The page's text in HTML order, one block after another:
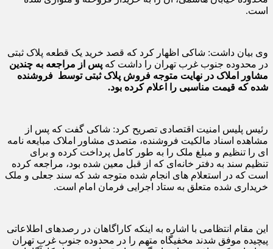
است.
وی بیان داشت: شاکی اظهار کرد که قصد خرید یک قطعه پلاک ثبتی
در محدوده جنوب غرب تهران را داشت که پس از مراجعه به چندین
مشاور املاک در نهایت متوجه فروش پلاک ثبتی توسط فروشنده
شده که قیمت مناسبی را اعلام کرده بود.
رئیس پلیس امنیت اقتصادی تصریح کرد: شاکی گفت که پس از
مشاهده اسناد مالکیت فروشنده، متصدی مشاور املاک مبایعه نامه
ای را تنظیم و مبلغ ملک را به طور کامل پرداخت کرده و برای
تنظیم سند به دفتر خانه‌ای که از قبل معین شده بود، مراجعه کرده
است که در استعلام های انجام شده متوجه شد که سند جعلی و ملک
خریداری شده متعلق به ستاد اجرایی فرمان امام است.
این مقام انتظامی با اشاره به اینکه کاراگاهان در رصدهای اطلاعاتی
پیچیده موفق شدند مخفیگاه متهم را در محدوده جنوب غرب تهران